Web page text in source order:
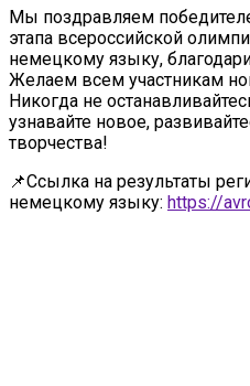
Мы поздравляем
этапа всероссийской
немецкому языку,
Желаем всем участникам
Никогда не
узнавайте новое,
творчества!
📌Ссылка на результаты
немецкому языку: https://